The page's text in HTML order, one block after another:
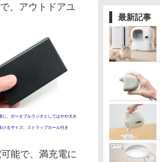
最新記事
、アウトドアユ
じ。ポータブルラジオとしてはやや大き
けるサイズ。ストラップホール付き
能で、満充電に